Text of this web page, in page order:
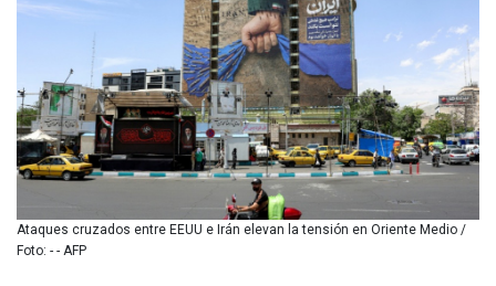
BND 1.478828
BOB 13.949011
BRL 5.892788
BSD 1.153264
BTN 109.754928
BWP 15.597695
BYN 3.414525
BYR
22609.559189
BZD 2.319419
Ataques cruzados entre EEUU e Irán elevan la tensión en Oriente Medio /
Foto: - - AFP